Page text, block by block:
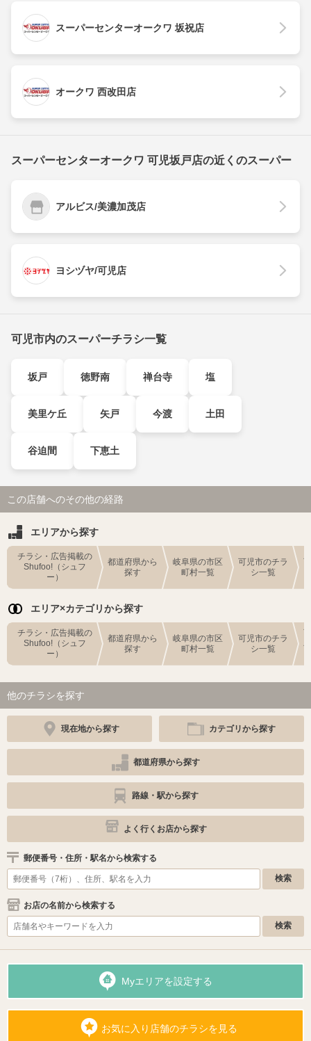
スーパーセンターオークワ 坂祝店
オークワ 西改田店
スーパーセンターオークワ 可児坂戸店の近くのスーパー
アルビス/美濃加茂店
ヨシヅヤ/可児店
可児市内のスーパーチラシ一覧
坂戸 徳野南 禅台寺 塩
美里ケ丘 矢戸 今渡 土田
谷迫間 下恵土
この店舗へのその他の経路
エリアから探す
チラシ・広告掲載の
Shufoo!（シュフ
ー）
都道府県から
探す
岐阜県の市区
町村一覧
可児市のチラ
シ一覧
エリア×カテゴリから探す
チラシ・広告掲載の
Shufoo!（シュフ
ー）
都道府県から
探す
岐阜県の市区
町村一覧
可児市のチラ
シ一覧
他のチラシを探す
現在地から探す カテゴリから探す
都道府県から探す
路線・駅から探す
よく行くお店から探す
郵便番号・住所・駅名から検索する
お店の名前から検索する
Myエリアを設定する
お気に入り店舗のチラシを見る